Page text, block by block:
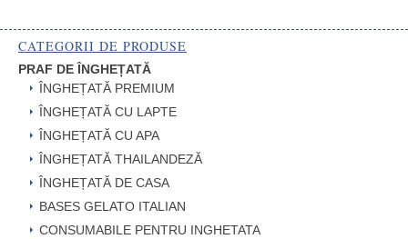
CATEGORII DE PRODUSE
PRAF DE ÎNGHEȚATĂ
ÎNGHEȚATĂ PREMIUM
ÎNGHEȚATĂ CU LAPTE
ÎNGHEȚATĂ CU APA
ÎNGHEȚATĂ THAILANDEZĂ
ÎNGHEȚATĂ DE CASA
BASES GELATO ITALIAN
CONSUMABILE PENTRU INGHETATA